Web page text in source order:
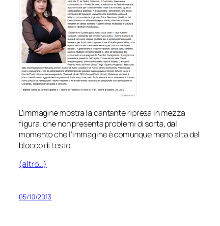
L’immagine mostra la cantante ripresa in mezza
figura, che non presenta problemi di sorta, dal
momento che l’immagine è comunque meno alta del
blocco di testo.
(altro…)
05/10/2013